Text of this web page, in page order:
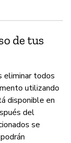
de tus
eliminar todos
utilizando
disponible en
del
se